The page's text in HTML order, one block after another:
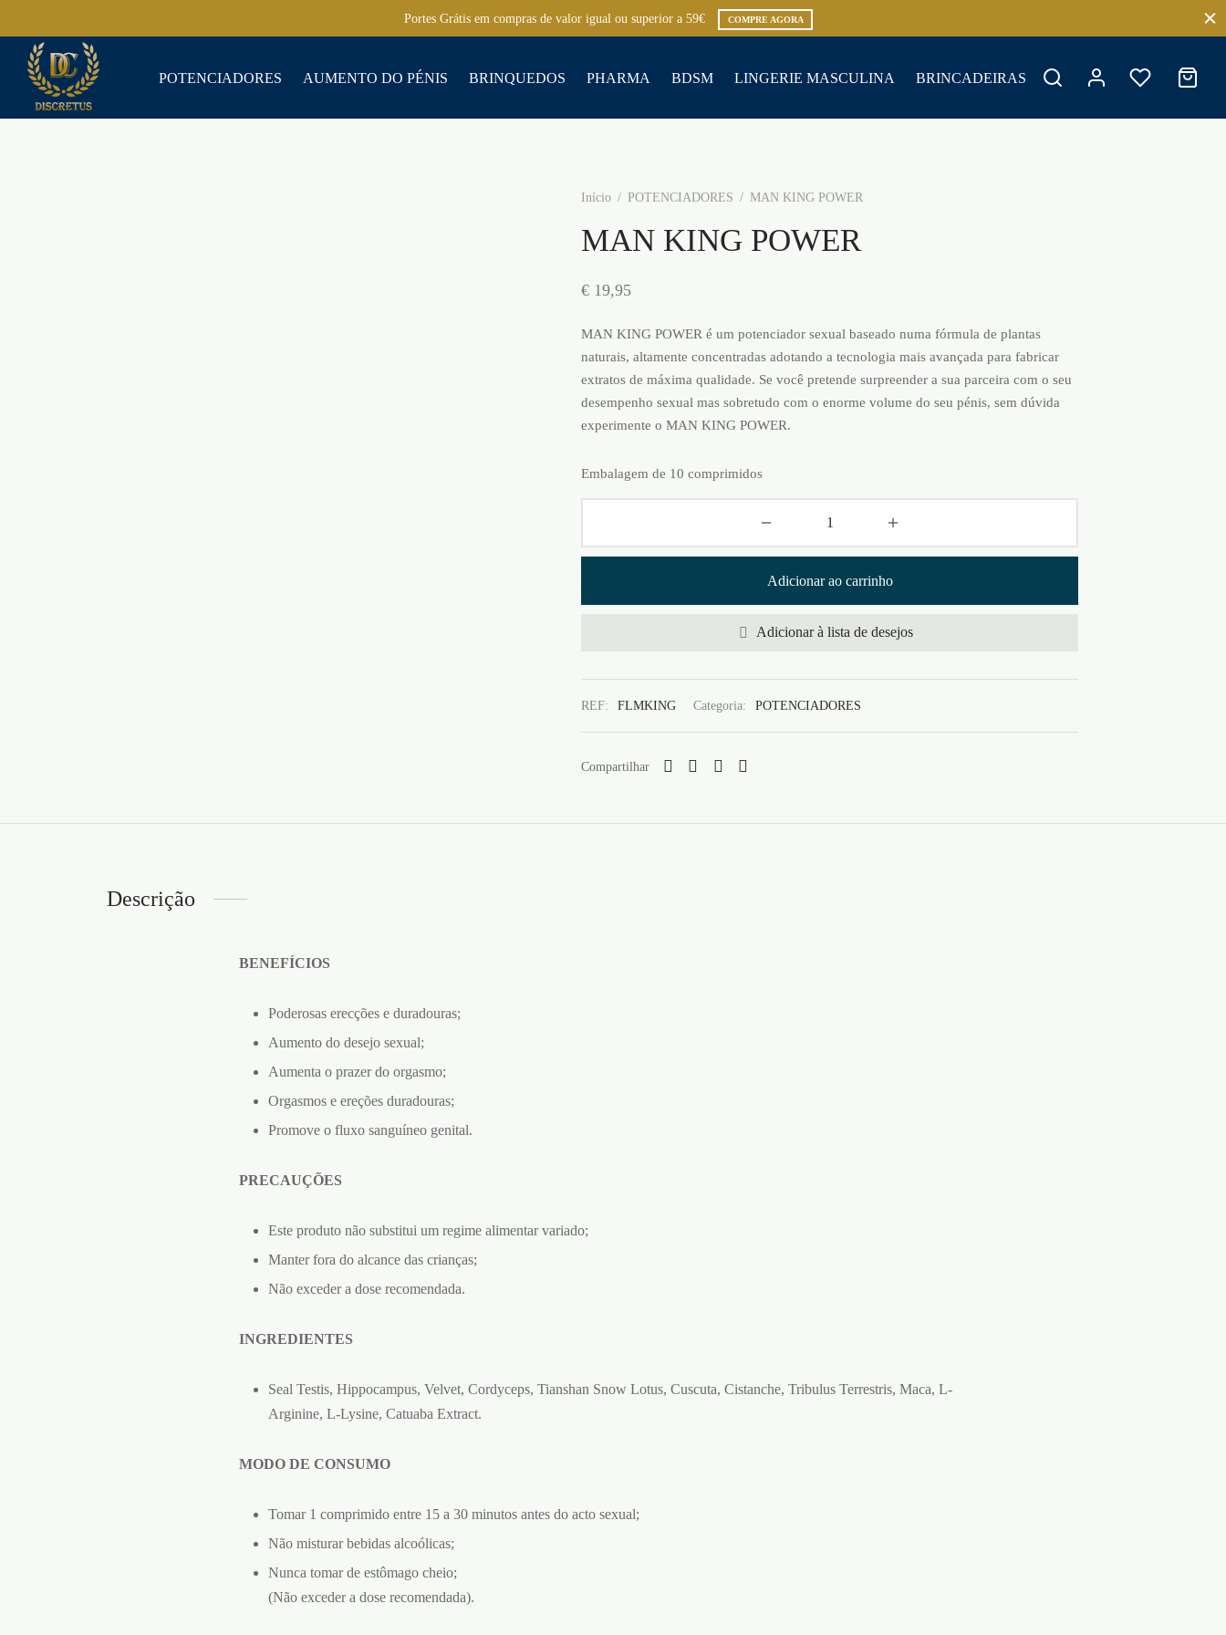
Portes Grátis em compras de valor igual ou superior a 59€ COMPRE AGORA
POTENCIADORES AUMENTO DO PÉNIS BRINQUEDOS PHARMA BDSM LINGERIE MASCULINA BRINCADEIRAS
Início / POTENCIADORES / MAN KING POWER
MAN KING POWER
€ 19,95
MAN KING POWER é um potenciador sexual baseado numa fórmula de plantas
naturais, altamente concentradas adotando a tecnologia mais avançada para fabricar
extratos de máxima qualidade. Se você pretende surpreender a sua parceira com o seu
desempenho sexual mas sobretudo com o enorme volume do seu pénis, sem dúvida
experimente o MAN KING POWER.
Embalagem de 10 comprimidos
Adicionar ao carrinho
Adicionar à lista de desejos
REF: FLMKING Categoria: POTENCIADORES
Compartilhar
Descrição
BENEFÍCIOS
Poderosas erecções e duradouras;
Aumento do desejo sexual;
Aumenta o prazer do orgasmo;
Orgasmos e ereções duradouras;
Promove o fluxo sanguíneo genital.
PRECAUÇÕES
Este produto não substitui um regime alimentar variado;
Manter fora do alcance das crianças;
Não exceder a dose recomendada.
INGREDIENTES
Seal Testis, Hippocampus, Velvet, Cordyceps, Tianshan Snow Lotus, Cuscuta, Cistanche, Tribulus Terrestris, Maca, L-
Arginine, L-Lysine, Catuaba Extract.
MODO DE CONSUMO
Tomar 1 comprimido entre 15 a 30 minutos antes do acto sexual;
Não misturar bebidas alcoólicas;
Nunca tomar de estômago cheio;
(Não exceder a dose recomendada).